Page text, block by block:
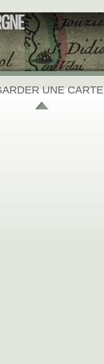
UNE CARTE